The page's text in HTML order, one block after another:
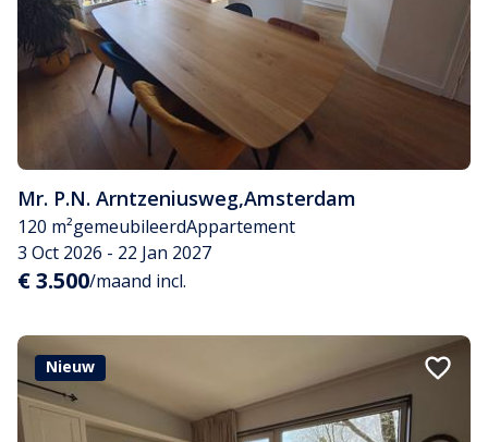
Mr. P.N. Arntzeniusweg,Amsterdam
120 m²gemeubileerdAppartement
3 Oct 2026 - 22 Jan 2027
€ 3.500/maand incl.
Nieuw